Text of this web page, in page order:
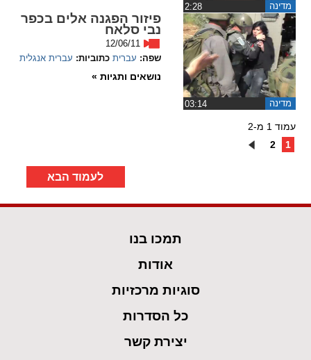
מדינה
מדינה
פיזור הפגנה אלים בכפר
נבי סלאח
12/06/11
שפה: עברית כתוביות: עברית אנגלית
נושאים ותגיות »
עמוד 1 מ-2
1
2
לעמוד הבא
תמכו בנו
אודות
סוגיות מרכזיות
כל הסדרות
יצירת קשר